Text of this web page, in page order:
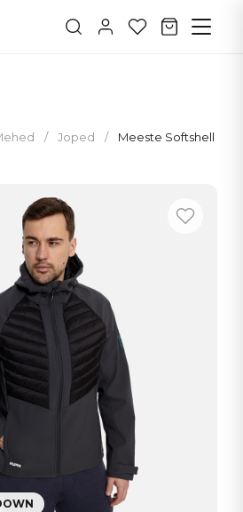
/ Joped /
Meeste Softshell